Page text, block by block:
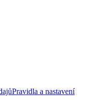
Pravidla a nastavení